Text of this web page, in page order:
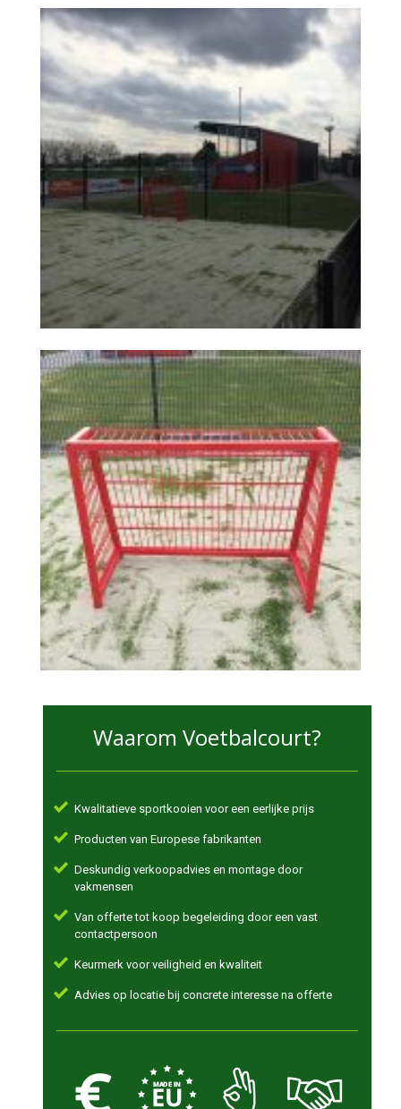
Waarom Voetbalcourt?
Kwalitatieve sportkooien voor een eerlijke prijs
Producten van Europese fabrikanten
Deskundig verkoopadvies en montage door
vakmensen
Van offerte tot koop begeleiding door een vast
contactpersoon
Keurmerk voor veiligheid en kwaliteit
Advies op locatie bij concrete interesse na offerte